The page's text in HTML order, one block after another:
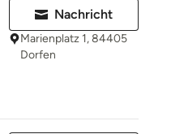
Nachricht
Marienplatz 1, 84405
Dorfen